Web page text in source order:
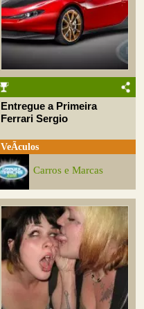
Entregue a Primeira
Ferrari Sergio
VeÃ­culos
Carros e Marcas